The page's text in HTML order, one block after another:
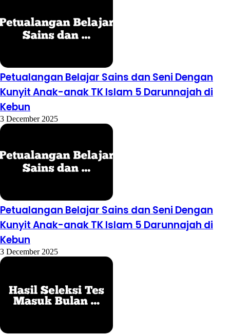
Petualangan Belajar Sains dan Seni Dengan
Kunyit Anak-anak TK Islam 5 Darunnajah di
Kebun
3 December 2025
Petualangan Belajar Sains dan Seni Dengan
Kunyit Anak-anak TK Islam 5 Darunnajah di
Kebun
3 December 2025